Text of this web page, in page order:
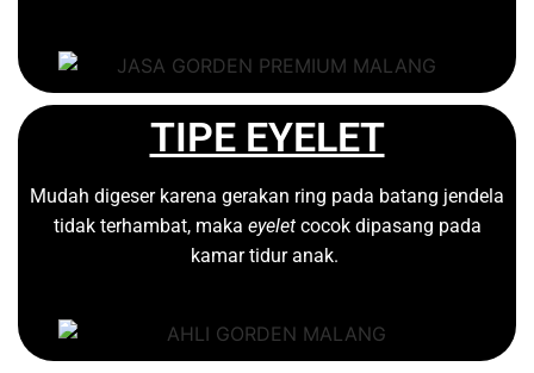
TIPE EYELET
Mudah digeser karena gerakan ring pada batang jendela
tidak terhambat, maka eyelet cocok dipasang pada
kamar tidur anak.